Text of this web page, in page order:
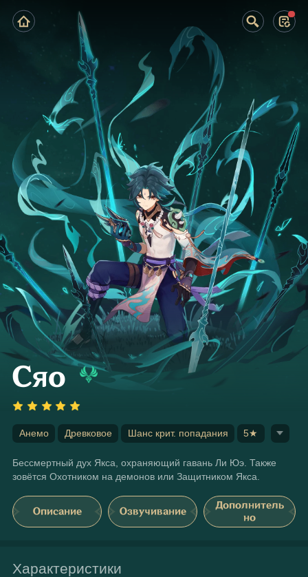
Сяо
Анемо Древковое Шанс крит. попадания 5★
Бессмертный дух Якса, охраняющий гавань Ли Юэ. Также
зовётся Охотником на демонов или Защитником Якса.
Описание Озвучивание
Дополнитель
но
Характеристики